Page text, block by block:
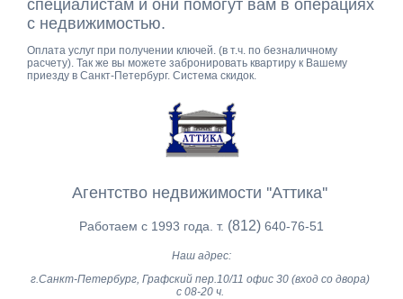
специалистам и они помогут вам в операциях
с недвижимостью.
Оплата услуг при получении ключей. (в т.ч. по безналичному
расчету). Так же вы можете забронировать квартиру к Вашему
приезду в Санкт-Петербург. Система скидок.
Агентство недвижимости ''Аттика''
Работаем с 1993 года. т. (812) 640-76-51
Наш адрес:
г.Санкт-Петербург, Графский пер.10/11 офис 30 (вход со двора)
с 08-20 ч.